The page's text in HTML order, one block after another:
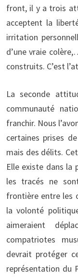
front, il y a trois
acceptent la
irritation
d’une vraie
construits. C’est
La seconde
communauté
franchir. Nous
certaines prises
mais des délits.
Elle existe dans la
les tracés ne
frontière entre les
la volonté
aimeraient
compatriotes
devrait protéger
représentation du